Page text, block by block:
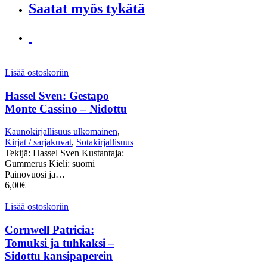
Saatat myös tykätä
Lisää ostoskoriin
Hassel Sven: Gestapo
Monte Cassino – Nidottu
Kaunokirjallisuus ulkomainen,
Kirjat / sarjakuvat, Sotakirjallisuus
Tekijä: Hassel Sven Kustantaja:
Gummerus Kieli: suomi
Painovuosi ja…
6,00€
Lisää ostoskoriin
Cornwell Patricia:
Tomuksi ja tuhkaksi –
Sidottu kansipaperein